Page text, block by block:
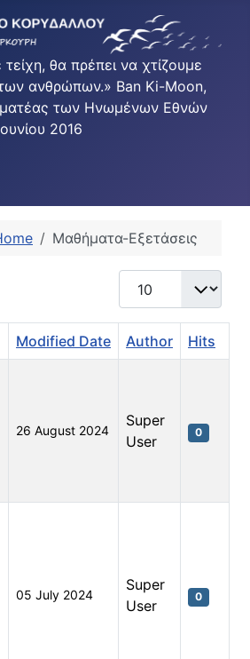
τείχη, θα πρέπει να χτίζουμε
ανθρώπων.» Ban Ki-Moon,
των Ηνωμένων Εθνών
2016
Μαθήματα-Εξετάσεις
Display #
Modified Date Author Hits
26 August 2024
Super
User
0
05 July 2024
Super
User
0